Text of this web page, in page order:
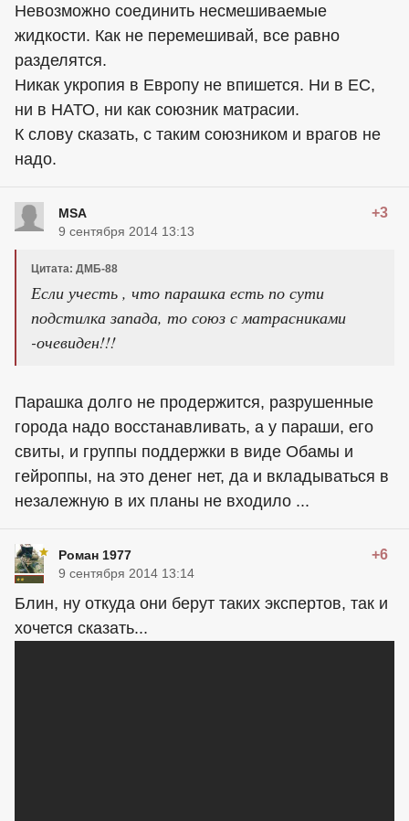
Невозможно соединить несмешиваемые
жидкости. Как не перемешивай, все равно
разделятся.
Никак укропия в Европу не впишется. Ни в ЕС,
ни в НАТО, ни как союзник матрасии.
К слову сказать, с таким союзником и врагов не
надо.
MSA +3
9 сентября 2014 13:13
Цитата: ДМБ-88
Если учесть , что парашка есть по сути
подстилка запада, то союз с матрасниками
-очевиден!!!
Парашка долго не продержится, разрушенные
города надо восстанавливать, а у параши, его
свиты, и группы поддержки в виде Обамы и
гейроппы, на это денег нет, да и вкладываться в
незалежную в их планы не входило ...
Роман 1977 +6
9 сентября 2014 13:14
Блин, ну откуда они берут таких экспертов, так и
хочется сказать...